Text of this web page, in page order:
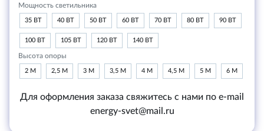
Мощность светильника
35 ВТ 40 ВТ 50 ВТ 60 ВТ 70 ВТ 80 ВТ 90 ВТ
100 ВТ 105 ВТ 120 ВТ 140 ВТ
Высота опоры
2 М 2,5 М 3 М 3,5 М 4 М 4,5 М 5 М 6 М
Для оформления заказа свяжитесь с нами по e-mail
energy-svet@mail.ru